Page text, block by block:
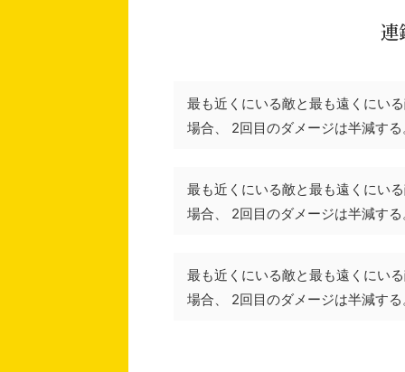
連
最も近くにいる敵と最も遠くにい
場合、 2回目のダメージは半減す
最も近くにいる敵と最も遠くにい
場合、 2回目のダメージは半減す
最も近くにいる敵と最も遠くにい
場合、 2回目のダメージは半減す